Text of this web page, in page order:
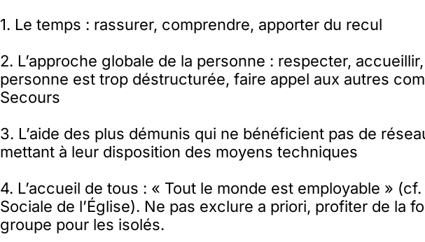
1. Le temps : rassurer, comprendre, apporter du recul
2. L’approche globale de la personne : respecter,
personne est trop déstructurée, faire appel aux autres
Secours
3. L’aide des plus démunis qui ne bénéficient pas de
mettant à leur disposition des moyens techniques
4. L’accueil de tous : « Tout le monde est employable »
Sociale de l’Église). Ne pas exclure a priori, profiter de la
groupe pour les isolés.